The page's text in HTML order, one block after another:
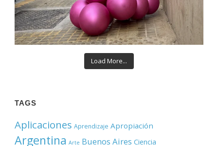
Load More...
TAGS
Aplicaciones Aprendizaje Apropiación
Argentina Arte Buenos Aires Ciencia